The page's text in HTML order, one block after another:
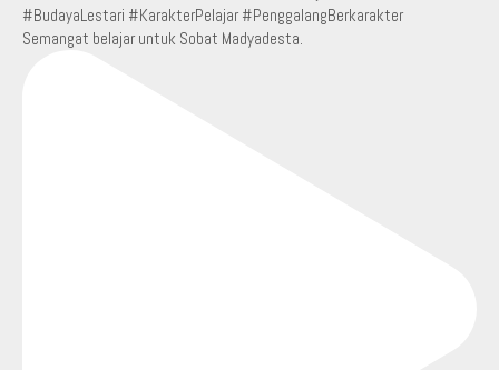
Semangat belajar untuk Sobat Madyadesta.